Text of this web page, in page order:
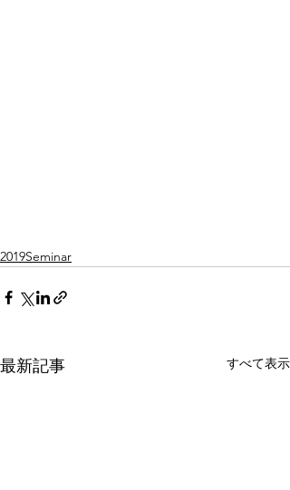
2019Seminar
最新記事 すべて表示